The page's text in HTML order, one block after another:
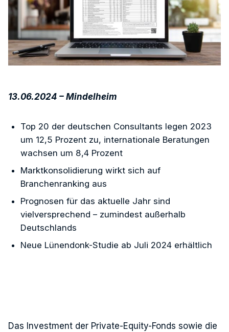
13.06.2024 – Mindelheim
Top 20 der deutschen Consultants legen 2023
um 12,5 Prozent zu, internationale Beratungen
wachsen um 8,4 Prozent
Marktkonsolidierung wirkt sich auf
Branchenranking aus
Prognosen für das aktuelle Jahr sind
vielversprechend – zumindest außerhalb
Deutschlands
Neue Lünendonk-Studie ab Juli 2024 erhältlich
Das Investment der Private-Equity-Fonds sowie die